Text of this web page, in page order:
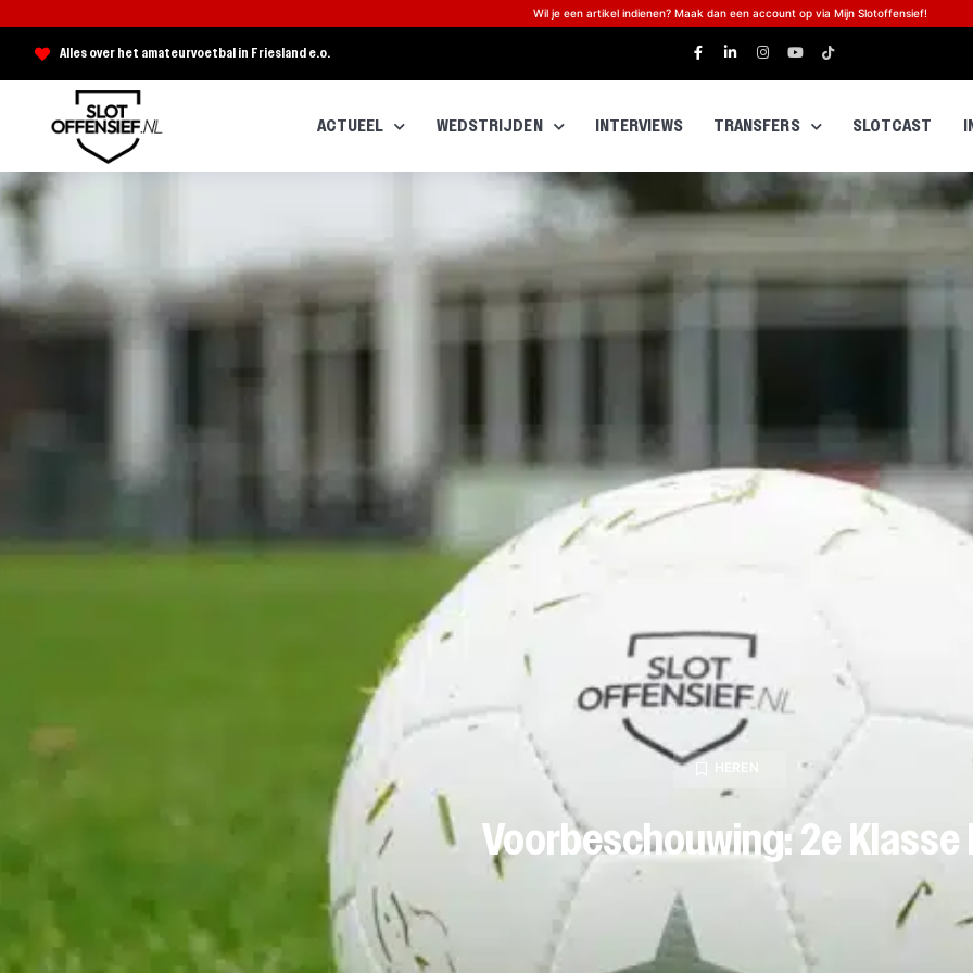
Wil je een artikel indienen? Maak dan een account op via Mijn Slotoffensief!
Alles over het amateurvoetbal in Friesland e.o.
ACTUEEL WEDSTRIJDEN INTERVIEWS TRANSFERS SLOTCAST
Voorbeschouwing: 2e Klasse